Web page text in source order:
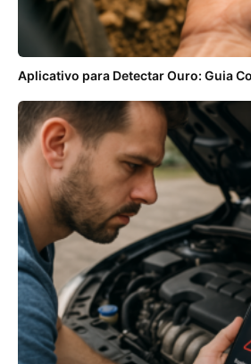
Aplicativo para Detectar Ouro: Guia